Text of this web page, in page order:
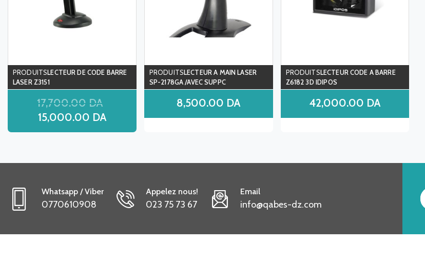
LECTEUR DE CODE BARRE
LASER Z3151
17,700.00 DA
15,000.00 DA
LECTEUR A MAIN LASER
SP-2178GA /AVEC SUPPC
8,500.00 DA
LECTEUR CODE A BARRE
Z6182 3D IDIPOS
42,000.00 DA
Whatsapp / Viber
0770610908
Appelez nous!
023 75 73 67
Email
info@qabes-dz.com